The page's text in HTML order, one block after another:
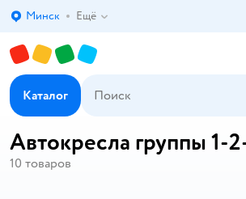
Выбор адреса доставки.
Минск Ещё
Каталог
Автокресла группы 1-
10 товаров